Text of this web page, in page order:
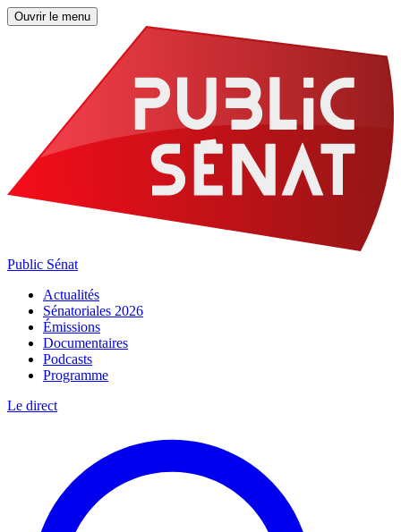
Ouvrir le menu
Public Sénat
Actualités
Sénatoriales 2026
Émissions
Documentaires
Podcasts
Programme
Le direct